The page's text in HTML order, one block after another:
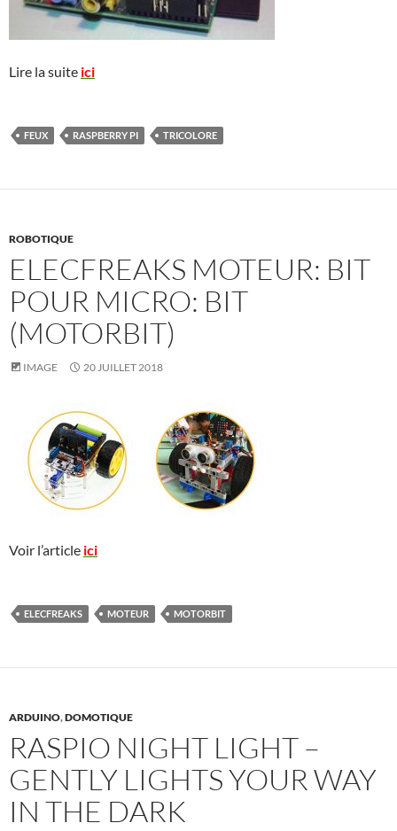
Lire la suite ici
FEUX RASPBERRY PI TRICOLORE
ROBOTIQUE
ELECFREAKS MOTEUR: BIT
POUR MICRO: BIT
(MOTORBIT)
IMAGE 20 JUILLET 2018
Voir l’article ici
ELECFREAKS MOTEUR MOTORBIT
ARDUINO,DOMOTIQUE
RASPIO NIGHT LIGHT –
GENTLY LIGHTS YOUR WAY
IN THE DARK